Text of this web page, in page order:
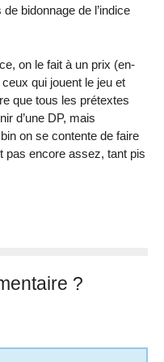
bidonnage de l’indice
on le fait à un prix (en-
qui jouent le jeu et
que tous les prétextes
d’une DP, mais
on se contente de faire
pas encore assez, tant pis
?